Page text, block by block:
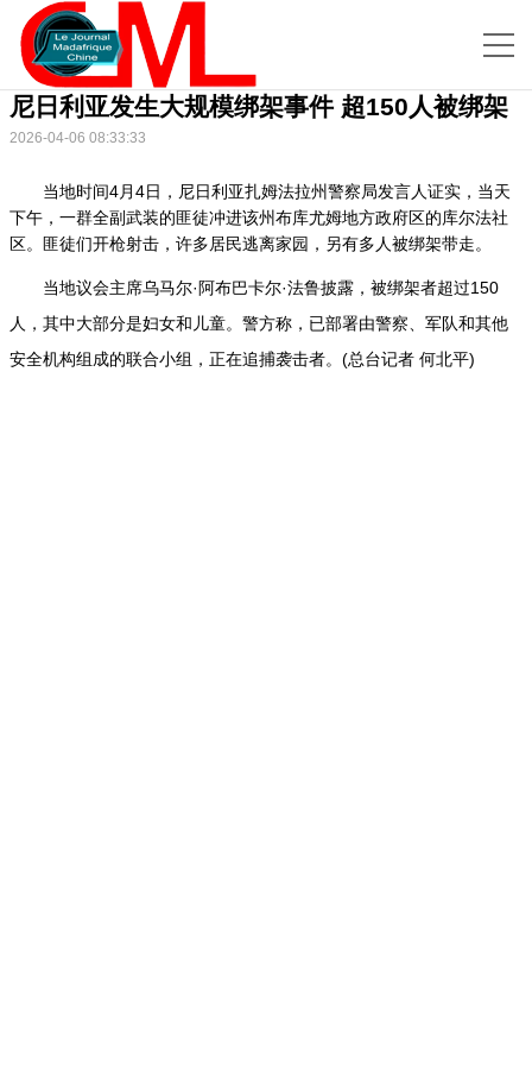
尼日利亚发生大规模绑架事件 超150人被绑架
2026-04-06 08:33:33
当地时间4月4日，尼日利亚扎姆法拉州警察局发言人证实，当天
下午，一群全副武装的匪徒冲进该州布库尤姆地方政府区的库尔法社
区。匪徒们开枪射击，许多居民逃离家园，另有多人被绑架带走。
当地议会主席乌马尔·阿布巴卡尔·法鲁披露，被绑架者超过150
人，其中大部分是妇女和儿童。警方称，已部署由警察、军队和其他
安全机构组成的联合小组，正在追捕袭击者。(总台记者 何北平)